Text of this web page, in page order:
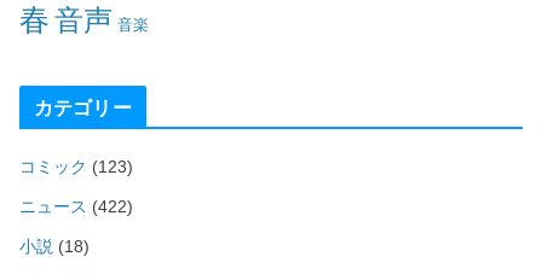
春音声 音楽
カテゴリー
コミック (123)
ニュース (422)
小説 (18)